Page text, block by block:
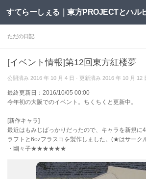
コンテンツへスキップ
ただの日記
[イベント情報]第12回東方紅楼夢
公開済み 2016 年 10 月 4 日 · 更新済み 2016 年 10 月 12
最終更新日：2016/10/05 00:00
今年初の大阪でのイベント。ちくちくと更新中。
[新作キャラ]
最近はもみじばっかりだったので、キャラを新規に
ラフトと6ozフラスコを製作しました。(★はサーク
・幽々子★★★★★★